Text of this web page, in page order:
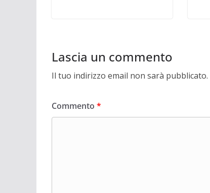
Lascia un commento
Il tuo indirizzo email non sarà pubblicato.
Commento *